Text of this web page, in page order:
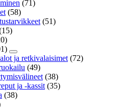
(71)
(58)
(51)
ja retkivalaisimet (72)
(49)
(38)
ja -kassit (35)
(38)